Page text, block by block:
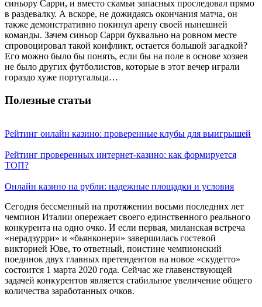
синьору Сарри, и вместо скамьи запасных проследовал прямо
в раздевалку. А вскоре, не дожидаясь окончания матча, он
также демонстративно покинул арену своей нынешней
команды. Зачем синьор Сарри буквально на ровном месте
спровоцировал такой конфликт, остается большой загадкой?
Его можно было бы понять, если бы на поле в основе хозяев
не было других футболистов, которые в этот вечер играли
гораздо хуже португальца…
Полезные статьи
Рейтинг онлайн казино: проверенные клубы для выигрышей
Рейтинг проверенных интернет-казино: как формируется
ТОП?
Онлайн казино на рубли: надежные площадки и условия
Сегодня бессменный на протяжении восьми последних лет
чемпион Италии опережает своего единственного реального
конкурента на одно очко. И если первая, миланская встреча
«нерадзурри» и «бьянконери» завершилась гостевой
викторией Юве, то ответный, поистине чемпионский
поединок двух главных претендентов на новое «скудетто»
состоится 1 марта 2020 года. Сейчас же главенствующей
задачей конкурентов является стабильное увеличение общего
количества заработанных очков.